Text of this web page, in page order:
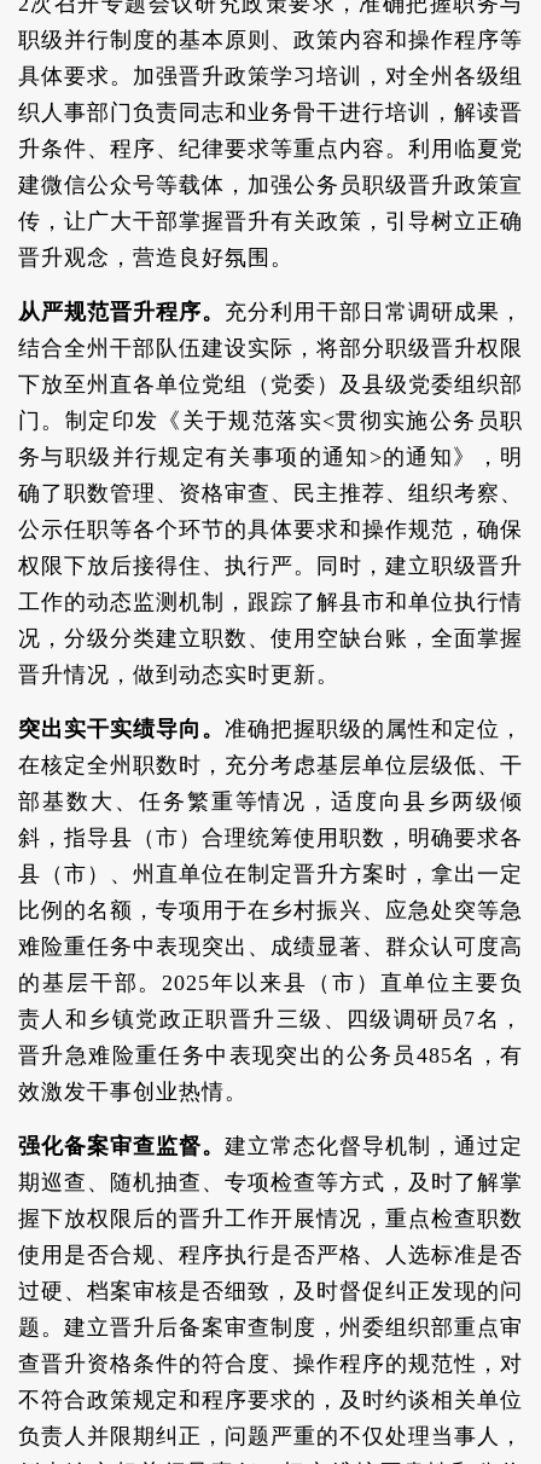
职级并行制度的基本原则、政策内容和操作程序等
具体要求。加强晋升政策学习培训，对全州各级组
织人事部门负责同志和业务骨干进行培训，解读晋
升条件、程序、纪律要求等重点内容。利用临夏党
建微信公众号等载体，加强公务员职级晋升政策宣
传，让广大干部掌握晋升有关政策，引导树立正确
晋升观念，营造良好氛围。
从严规范晋升程序。 充分利用干部日常调研成果，
结合全州干部队伍建设实际，将部分职级晋升权限
下放至州直各单位党组（党委）及县级党委组织部
门。制定印发《关于规范落实<贯彻实施公务员职
务与职级并行规定有关事项的通知>的通知》，明
确了职数管理、资格审查、民主推荐、组织考察、
公示任职等各个环节的具体要求和操作规范，确保
权限下放后接得住、执行严。同时，建立职级晋升
工作的动态监测机制，跟踪了解县市和单位执行情
况，分级分类建立职数、使用空缺台账，全面掌握
晋升情况，做到动态实时更新。
突出实干实绩导向。 准确把握职级的属性和定位，
在核定全州职数时，充分考虑基层单位层级低、干
部基数大、任务繁重等情况，适度向县乡两级倾
斜，指导县（市）合理统筹使用职数，明确要求各
县（市）、州直单位在制定晋升方案时，拿出一定
比例的名额，专项用于在乡村振兴、应急处突等急
难险重任务中表现突出、成绩显著、群众认可度高
的基层干部。2025年以来县（市）直单位主要负
责人和乡镇党政正职晋升三级、四级调研员7名，
晋升急难险重任务中表现突出的公务员485名，有
效激发干事创业热情。
强化备案审查监督。 建立常态化督导机制，通过定
期巡查、随机抽查、专项检查等方式，及时了解掌
握下放权限后的晋升工作开展情况，重点检查职数
使用是否合规、程序执行是否严格、人选标准是否
过硬、档案审核是否细致，及时督促纠正发现的问
题。建立晋升后备案审查制度，州委组织部重点审
查晋升资格条件的符合度、操作程序的规范性，对
不符合政策规定和程序要求的，及时约谈相关单位
负责人并限期纠正，问题严重的不仅处理当事人，